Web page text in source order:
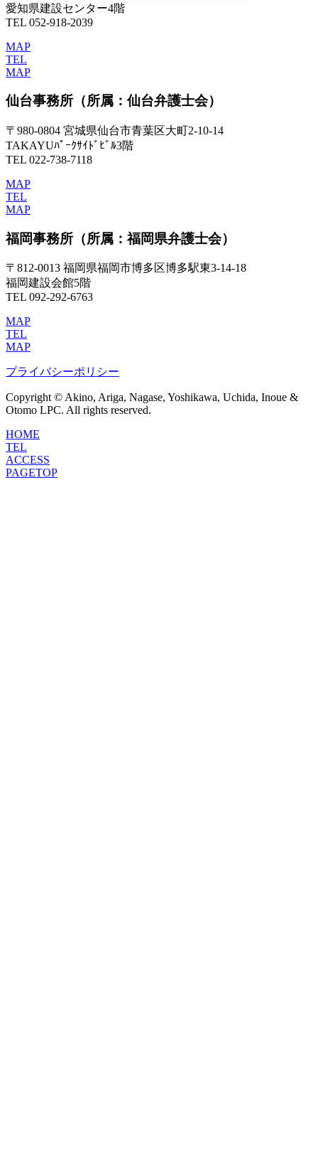
愛知県建設センター4階
TEL 052-918-2039
MAP
TEL
MAP
仙台事務所 （所属：仙台弁護士会）
〒980-0804 宮城県仙台市青葉区大町2-10-14
TAKAYUﾊﾟｰｸｻｲﾄﾞﾋﾞﾙ3階
TEL 022-738-7118
MAP
TEL
MAP
福岡事務所 （所属：福岡県弁護士会）
〒812-0013 福岡県福岡市博多区博多駅東3-14-18
福岡建設会館5階
TEL 092-292-6763
MAP
TEL
MAP
プライバシーポリシー
Copyright © Akino, Ariga, Nagase, Yoshikawa, Uchida, Inoue &
Otomo LPC. All rights reserved.
HOME
TEL
ACCESS
PAGETOP